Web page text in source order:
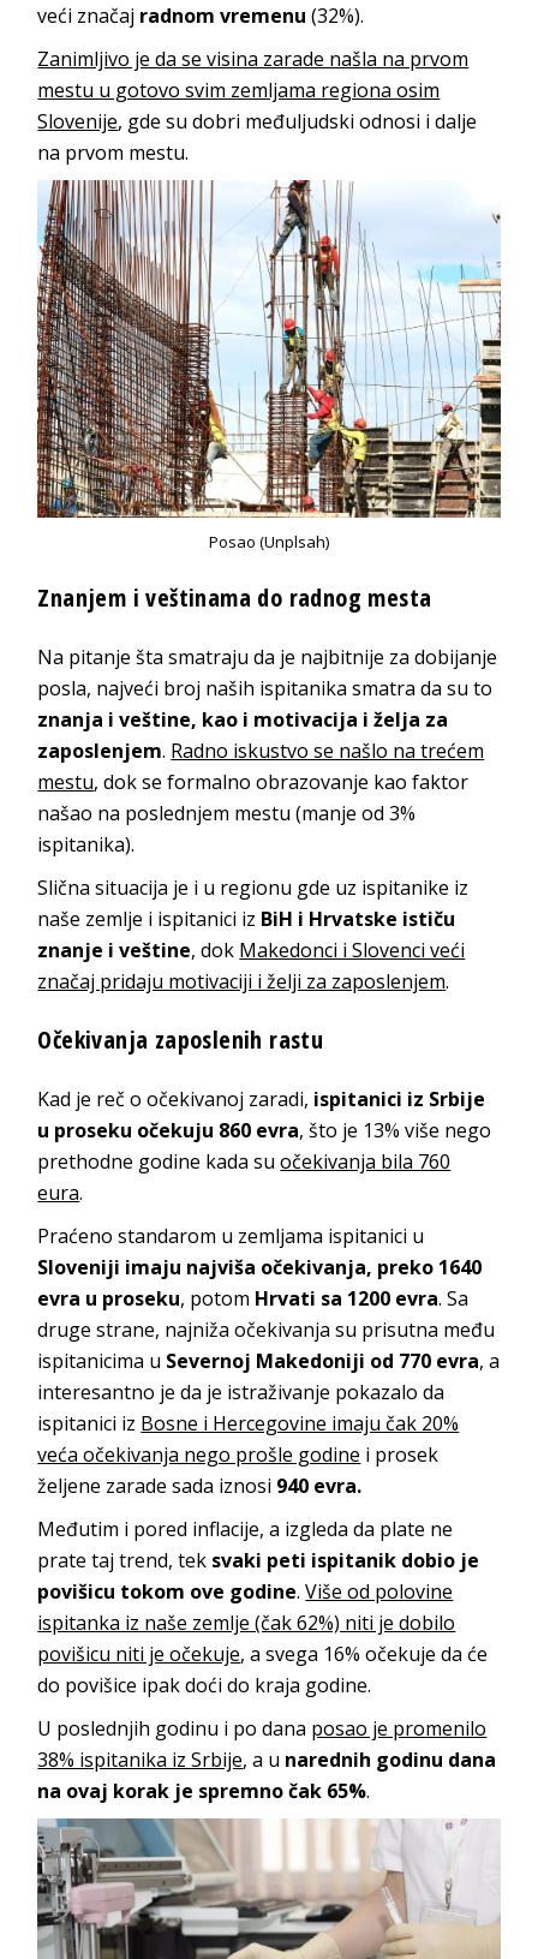
veći značaj radnom vremenu (32%).
Zanimljivo je da se visina zarade našla na prvom
mestu u gotovo svim zemljama regiona osim
Slovenije, gde su dobri međuljudski odnosi i dalje
na prvom mestu.
Posao (Unplsah)
Znanjem i veštinama do radnog mesta
Na pitanje šta smatraju da je najbitnije za dobijanje
posla, najveći broj naših ispitanika smatra da su to
znanja i veštine, kao i motivacija i želja za
zaposlenjem. Radno iskustvo se našlo na trećem
mestu, dok se formalno obrazovanje kao faktor
našao na poslednjem mestu (manje od 3%
ispitanika).
Slična situacija je i u regionu gde uz ispitanike iz
naše zemlje i ispitanici iz BiH i Hrvatske ističu
znanje i veštine, dok Makedonci i Slovenci veći
značaj pridaju motivaciji i želji za zaposlenjem.
Očekivanja zaposlenih rastu
Kad je reč o očekivanoj zaradi, ispitanici iz Srbije
u proseku očekuju 860 evra, što je 13% više nego
prethodne godine kada suočekivanja bila 760
eura.
Praćeno standarom u zemljama ispitanici u
Sloveniji imaju najviša očekivanja, preko 1640
evra u proseku, potom Hrvati sa 1200 evra. Sa
druge strane, najniža očekivanja su prisutna među
ispitanicima u Severnoj Makedoniji od 770 evra, a
interesantno je da je istraživanje pokazalo da
ispitanici iz Bosne i Hercegovine imaju čak 20%
veća očekivanja nego prošle godine i prosek
željene zarade sada iznosi 940 evra.
Međutim i pored inflacije, a izgleda da plate ne
prate taj trend, tek svaki peti ispitanik dobio je
povišicu tokom ove godine.Više od polovine
ispitanka iz naše zemlje (čak 62%) niti je dobilo
povišicu niti je očekuje, a svega 16% očekuje da će
do povišice ipak doći do kraja godine.
U poslednjih godinu i po dana posao je promenilo
38% ispitanika iz Srbije, a u narednih godinu dana
na ovaj korak je spremno čak 65%.